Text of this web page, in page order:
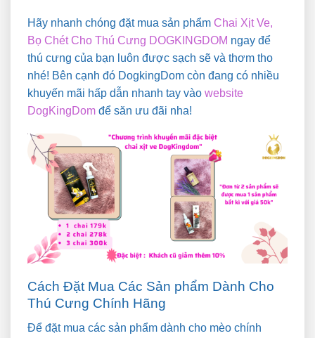
Hãy nhanh chóng đặt mua sản phẩm Chai Xịt Ve,
Bọ Chét Cho Thú Cưng DOGKINGDOM ngay để
thú cưng của bạn luôn được sạch sẽ và thơm tho
nhé! Bên cạnh đó DogkingDom còn đang có nhiều
khuyến mãi hấp dẫn nhanh tay vào website
DogKingDom để săn ưu đãi nha!
Cách Đặt Mua Các Sản phẩm Dành Cho
Thú Cưng Chính Hãng
Để đặt mua các sản phẩm dành cho mèo chính